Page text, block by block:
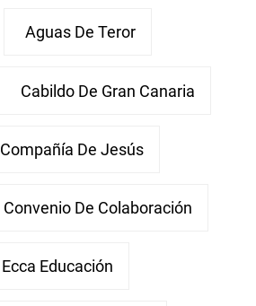
Aguas De Teror
Cabildo De Gran Canaria
Compañía De Jesús
Convenio De Colaboración
Ecca Educación